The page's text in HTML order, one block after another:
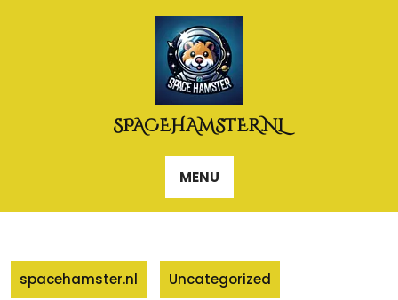
SPACEHAMSTER.NL
MENU
spacehamster.nl Uncategorized